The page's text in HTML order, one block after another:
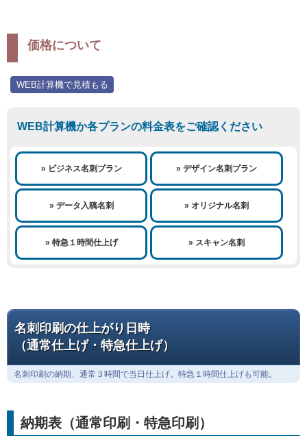
価格について
WEB計算機で見積もる
WEB計算機か各プランの料金表をご確認ください
» ビジネス名刺プラン » デザイン名刺プラン
» データ入稿名刺 » オリジナル名刺
» 特急１時間仕上げ » スキャン名刺
名刺印刷の仕上がり日時
（通常仕上げ・特急仕上げ）
名刺印刷の納期、通常３時間で当日仕上げ。特急１時間仕上げも可能。
納期表（通常印刷・特急印刷）